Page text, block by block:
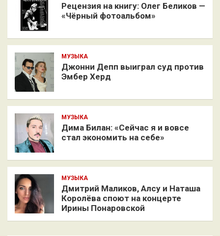
Рецензия на книгу: Олег Беликов —
«Чёрный фотоальбом»
МУЗЫКА
Джонни Депп выиграл суд против
Эмбер Херд
МУЗЫКА
Дима Билан: «Сейчас я и вовсе
стал экономить на себе»
МУЗЫКА
Дмитрий Маликов, Алсу и Наташа
Королёва споют на концерте
Ирины Понаровской